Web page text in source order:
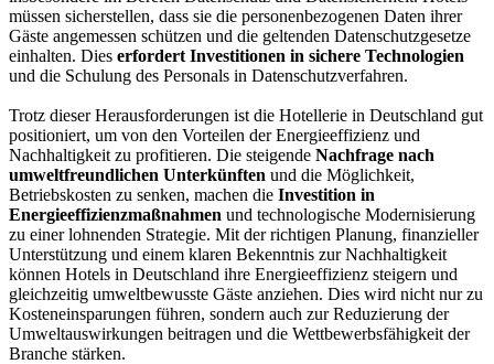
müssen sicherstellen, dass sie die personenbezogenen Daten ihrer
Gäste angemessen schützen und die geltenden Datenschutzgesetze
einhalten. Dies erfordert Investitionen in sichere Technologien
und die Schulung des Personals in Datenschutzverfahren.
Trotz dieser Herausforderungen ist die Hotellerie in Deutschland gut
positioniert, um von den Vorteilen der Energieeffizienz und
Nachhaltigkeit zu profitieren. Die steigende Nachfrage nach
umweltfreundlichen Unterkünften und die Möglichkeit,
Betriebskosten zu senken, machen die Investition in
Energieeffizienzmaßnahmen und technologische Modernisierung
zu einer lohnenden Strategie. Mit der richtigen Planung, finanzieller
Unterstützung und einem klaren Bekenntnis zur Nachhaltigkeit
können Hotels in Deutschland ihre Energieeffizienz steigern und
gleichzeitig umweltbewusste Gäste anziehen. Dies wird nicht nur zu
Kosteneinsparungen führen, sondern auch zur Reduzierung der
Umweltauswirkungen beitragen und die Wettbewerbsfähigkeit der
Branche stärken.